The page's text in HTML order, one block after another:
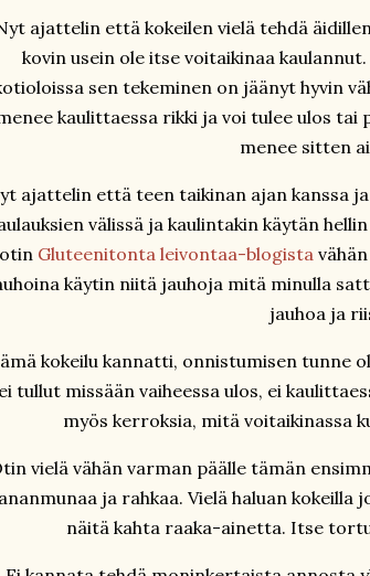
ajattelin että kokeilen vielä tehdä
kovin usein ole itse voitaikinaa
sen tekeminen on jäänyt hyvin
kaulittaessa rikki ja voi tulee ulos tai
menee sitten
ajattelin että teen taikinan ajan kanssa
välissä ja kaulintakin käytän
otin Gluteenitonta leivontaa-blogista
käytin niitä jauhoja mitä minulla
jauhoa ja
kokeilu kannatti, onnistumisen tunne
ei tullut missään vaiheessa ulos, ei
myös kerroksia, mitä voitaikinassa
vielä vähän varman päälle tämän
ja rahkaa. Vielä haluan kokeilla
näitä kahta raaka-ainetta. Itse